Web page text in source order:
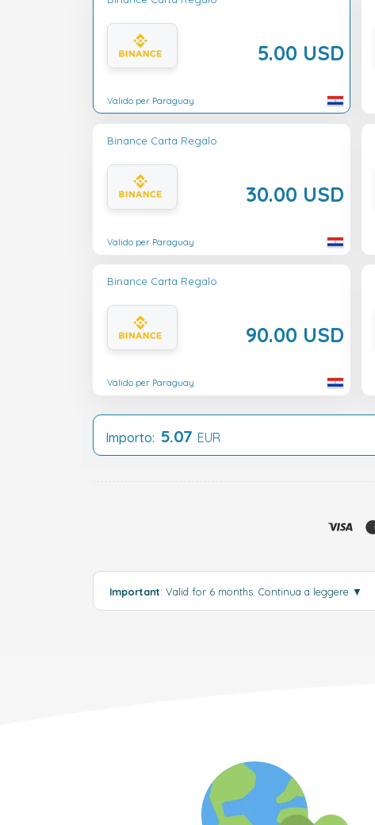
5.00 USD
Valido per Paraguay
Binance Carta Regalo
30.00 USD
Valido per Paraguay
Binance Carta Regalo
90.00 USD
Valido per Paraguay
Importo: 5.07 EUR
Important: Valid for 6 months. Continua a leggere ▼